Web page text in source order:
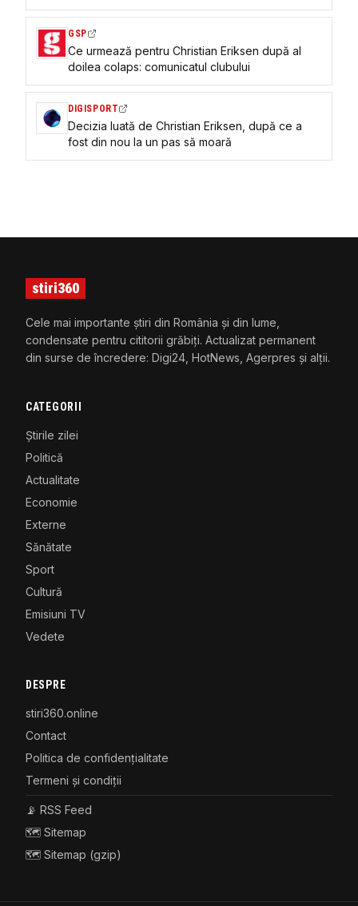
recuperare
GSP
Ce urmează pentru Christian Eriksen după al
doilea colaps: comunicatul clubului
DIGISPORT
Decizia luată de Christian Eriksen, după ce a
fost din nou la un pas să moară
stiri360
Cele mai importante știri din România și din lume,
condensate pentru cititorii grăbiți. Actualizat permanent
din surse de încredere: Digi24, HotNews, Agerpres și alții.
CATEGORII
Știrile zilei
Politică
Actualitate
Economie
Externe
Sănătate
Sport
Cultură
Emisiuni TV
Vedete
DESPRE
stiri360.online
Contact
Politica de confidențialitate
Termeni și condiții
📡 RSS Feed
🗺️ Sitemap
🗺️ Sitemap (gzip)